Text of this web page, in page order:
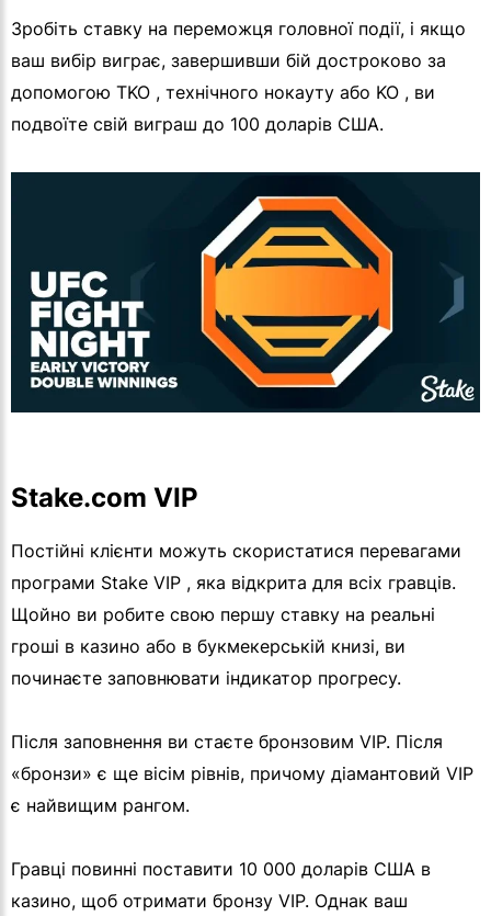
Зробіть ставку на переможця головної події, і якщо
ваш вибір виграє, завершивши бій достроково за
допомогою TKO , технічного нокауту або KO , ви
подвоїте свій виграш до 100 доларів США.
Stake.com VIP
Постійні клієнти можуть скористатися перевагами
програми Stake VIP , яка відкрита для всіх гравців.
Щойно ви робите свою першу ставку на реальні
гроші в казино або в букмекерській книзі, ви
починаєте заповнювати індикатор прогресу.
Після заповнення ви стаєте бронзовим VIP. Після
«бронзи» є ще вісім рівнів, причому діамантовий VIP
є найвищим рангом.
Гравці повинні поставити 10 000 доларів США в
казино, щоб отримати бронзу VIP. Однак ваш